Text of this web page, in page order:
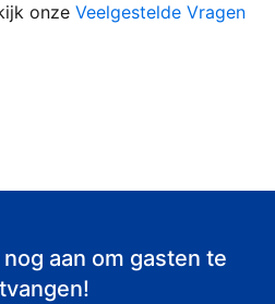
onze Veelgestelde Vragen
van gasten
aan om gasten te